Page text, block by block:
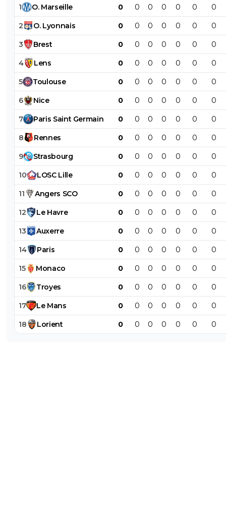
1 O. Marseille 0 0 0 0 0 0 0
2 O. Lyonnais 0 0 0 0 0 0 0
3 Brest 0 0 0 0 0 0 0
4 Lens 0 0 0 0 0 0 0
5 Toulouse 0 0 0 0 0 0 0
6 Nice 0 0 0 0 0 0 0
7 Paris Saint Germain 0 0 0 0 0 0 0
8 Rennes 0 0 0 0 0 0 0
9 Strasbourg 0 0 0 0 0 0 0
10 LOSC Lille 0 0 0 0 0 0 0
11 Angers SCO 0 0 0 0 0 0 0
12 Le Havre 0 0 0 0 0 0 0
13 Auxerre 0 0 0 0 0 0 0
14 Paris 0 0 0 0 0 0 0
15 Monaco 0 0 0 0 0 0 0
16 Troyes 0 0 0 0 0 0 0
17 Le Mans 0 0 0 0 0 0 0
18 Lorient 0 0 0 0 0 0 0